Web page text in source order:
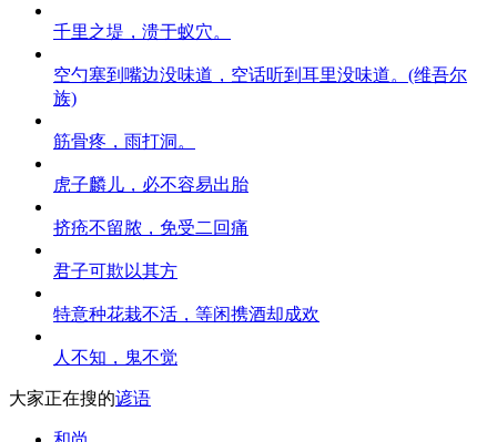
千里之堤，溃于蚁穴。
空勺塞到嘴边没味道，空话听到耳里没味道。(维吾尔
族)
筋骨疼，雨打洞。
虎子麟儿，必不容易出胎
挤疮不留脓，免受二回痛
君子可欺以其方
特意种花栽不活，等闲携酒却成欢
人不知，鬼不觉
大家正在搜的谚语